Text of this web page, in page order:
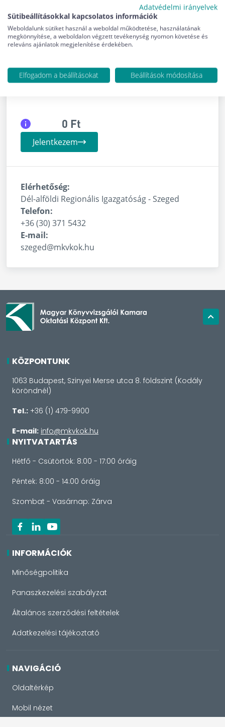
2026. november 13.
Jelentkezési határidő: 2026. november 12.
Elérhető helyek: 299
0 Ft
Jelentkezem
Elérhetőség:
Dél-alföldi Regionális Igazgatóság - Szeged
Telefon:
+36 (30) 371 5432
E-mail:
szeged@mkvkok.hu
KÖZPONTUNK
1063 Budapest, Szinyei Merse utca 8. földszint (Kodály
köröndnél)
Tel.: +36 (1) 479-9900
E-mail: info@mkvkok.hu
NYITVATARTÁS
Hétfő - Csütörtök: 8:00 - 17:00 óráig
Péntek: 8:00 - 14:00 óráig
Szombat - Vasárnap: Zárva
INFORMÁCIÓK
Minőségpolitika
Panaszkezelési szabályzat
Általános szerződési feltételek
Adatkezelési tájékoztató
NAVIGÁCIÓ
Oldaltérkép
Mobil nézet
Adatvédelmi irányelvek
Sütibeállításokkal kapcsolatos információk
Weboldalunk sütiket használ a weboldal működtetése, használatának
megkönnyítése, a weboldalon végzett tevékenység nyomon követése és
releváns ajánlatok megjelenítése érdekében.
Elfogadom a beállításokat Beállítások módosítása